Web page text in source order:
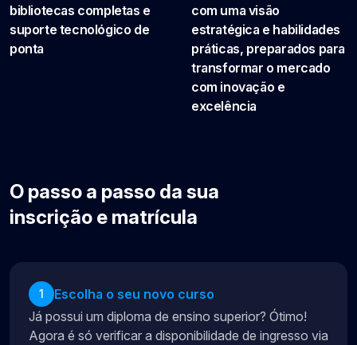
bibliotecas completas e
suporte tecnológico de
ponta
com uma visão
estratégica e habilidades
práticas, preparados para
transformar o mercado
com inovação e
excelência
O passo a passo da sua
inscrição e matrícula
1
Escolha o seu novo curso
Já possui um diploma de ensino superior? Ótimo!
Agora é só verificar a disponibilidade de ingresso via